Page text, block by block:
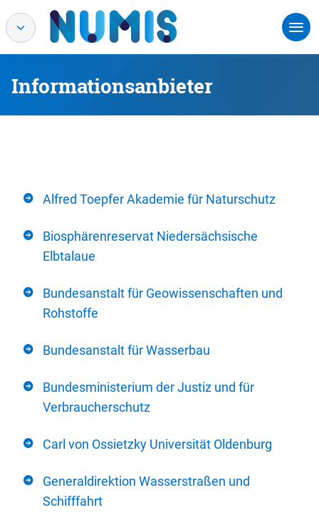
Informationsanbieter
Alfred Toepfer Akademie für Naturschutz
Biosphärenreservat Niedersächsische
Elbtalaue
Bundesanstalt für Geowissenschaften und
Rohstoffe
Bundesanstalt für Wasserbau
Bundesministerium der Justiz und für
Verbraucherschutz
Carl von Ossietzky Universität Oldenburg
Generaldirektion Wasserstraßen und
Schifffahrt